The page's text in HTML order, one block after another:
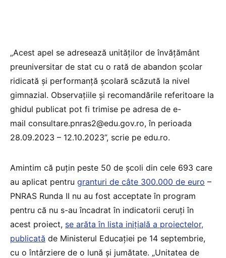
„Acest apel se adresează unităților de învățământ
preuniversitar de stat cu o rată de abandon școlar
ridicată și performanță școlară scăzută la nivel
gimnazial. Observațiile și recomandările referitoare la
ghidul publicat pot fi trimise pe adresa de e-
mail consultare.pnras2@edu.gov.ro, în perioada
28.09.2023 – 12.10.2023”, scrie pe edu.ro.
Amintim că puțin peste 50 de școli din cele 693 care
au aplicat pentru granturi de câte 300.000 de euro –
PNRAS Runda II nu au fost acceptate în program
pentru că nu s-au încadrat în indicatorii ceruți în
acest proiect, se arăta în lista inițială a proiectelor,
publicată de Ministerul Educației pe 14 septembrie,
cu o întârziere de o lună și jumătate. „Unitatea de